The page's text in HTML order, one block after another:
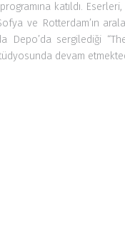
katıldı.
ve Rotterdam’ın
Depo’da sergilediği
devam